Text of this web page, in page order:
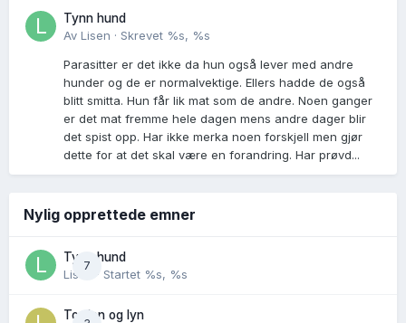
Tynn hund
Av Lisen · Skrevet %s, %s
Parasitter er det ikke da hun også lever med andre
hunder og de er normalvektige. Ellers hadde de også
blitt smitta. Hun får lik mat som de andre. Noen ganger
er det mat fremme hele dagen mens andre dager blir
det spist opp. Har ikke merka noen forskjell men gjør
dette for at det skal være en forandring. Har prøvd...
Nylig opprettede emner
7
Tynn hund
Lisen
· Startet %s, %s
Torden og lyn